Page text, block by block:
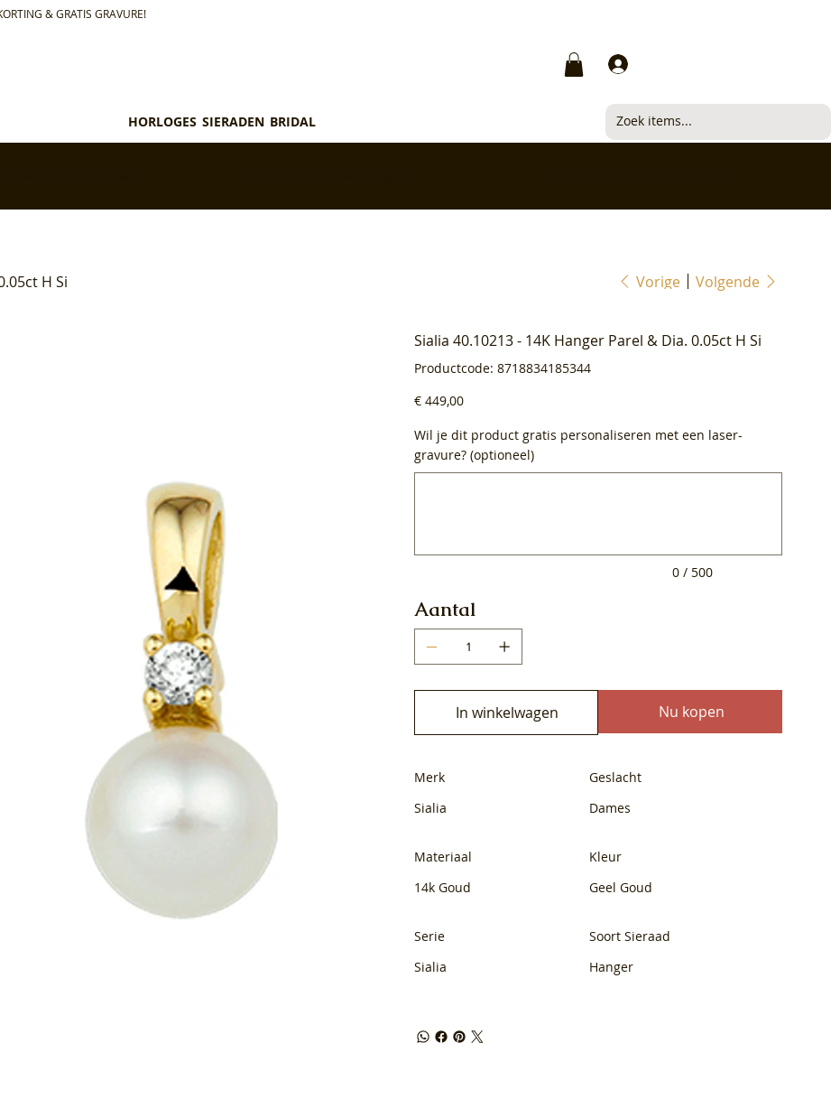
& GRATIS GRAVURE!
HORLOGES SIERADEN BRIDAL
H Si Vorige Volgende
Sialia 40.10213 - 14K Hanger Parel & Dia. 0.05ct H Si
Productcode: Productcode
8718834185344
8718834185344
Prijs
€ 449,00
Wil je dit product gratis personaliseren met een laser-
gravure? (optioneel)
0 / 500
Aantal
In winkelwagen Nu kopen
Merk
Sialia
Geslacht
Dames
Materiaal
14k Goud
Kleur
Geel Goud
Serie
Sialia
Soort Sieraad
Hanger